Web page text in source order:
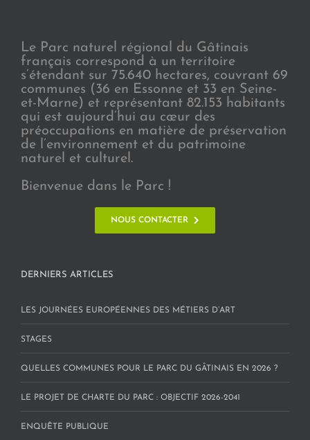
Le Parc naturel régional du Gâtinais
français correspond à un territoire
s’étendant sur 75.640 hectares, couvrant 69
communes (36 en Essonne et 33 en Seine-
et-Marne) et représentant 82.153 habitants
qui est aujourd’hui au cœur des
préoccupations en matière de préservation
de l’environnement et du patrimoine
naturel et culturel.
Bienvenue dans le Parc !
NOUS CONTACTER
DERNIERS ARTICLES
LES JOURNÉES EUROPÉENNES DES MÉTIERS D’ART
STAGES
QUELLES COMMUNES POUR LE PARC DU GÂTINAIS EN 2026 ?
LE PROJET DE CHARTE DU PARC : OBJECTIF 2026-2041
ENQUÊTE PUBLIQUE